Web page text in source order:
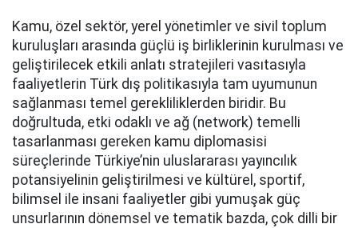
Kamu, özel sektör, yerel yönetimler ve sivil toplum
kuruluşları arasında güçlü iş birliklerinin kurulması ve
geliştirilecek etkili anlatı stratejileri vasıtasıyla
faaliyetlerin Türk dış politikasıyla tam uyumunun
sağlanması temel gerekliliklerden biridir. Bu
doğrultuda, etki odaklı ve ağ (network) temelli
tasarlanması gereken kamu diplomasisi
süreçlerinde Türkiye’nin uluslararası yayıncılık
potansiyelinin geliştirilmesi ve kültürel, sportif,
bilimsel ile insani faaliyetler gibi yumuşak güç
unsurlarının dönemsel ve tematik bazda, çok dilli bir